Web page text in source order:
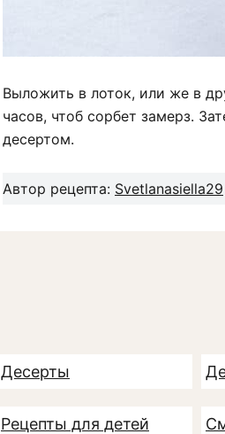
Выложить в лоток, или же в
часов, чтоб сорбет замерз.
десертом.
Автор рецепта: Svetlanasiella29
Десерты
Рецепты для детей